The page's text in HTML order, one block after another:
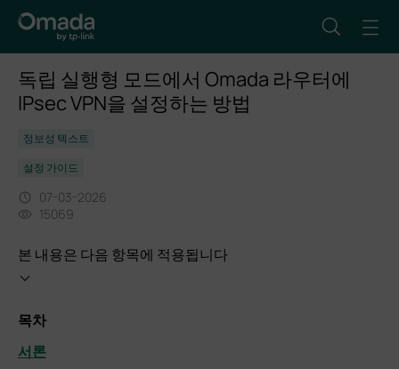
독립 실행형 모드에서 Omada 라우터에
IPsec VPN을 설정하는 방법
정보성 텍스트
설정 가이드
07-03-2026
15069
본 내용은 다음 항목에 적용됩니다
목차
서론